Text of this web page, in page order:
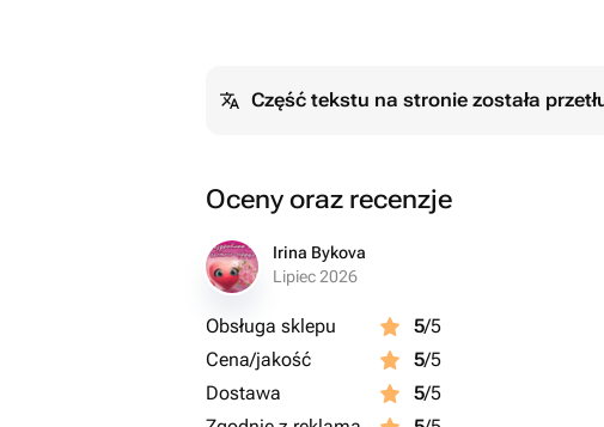
Część tekstu na stronie została
Oceny oraz recenzje
Irina Bykova
Lipiec 2026
Obsługa sklepu 5/5
Cena/jakość
5/5
Dostawa
5/5